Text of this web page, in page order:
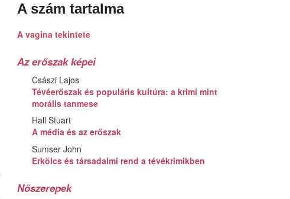
A szám tartalma
A vagina tekintete
Az erőszak képei
Császi Lajos
Tévéerőszak és populáris kultúra: a krimi mint
morális tanmese
Hall Stuart
A média és az erőszak
Sumser John
Erkölcs és társadalmi rend a tévékrimikben
Nőszerepek